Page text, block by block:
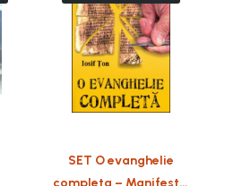
SET O evanghelie
completa – Manifestul